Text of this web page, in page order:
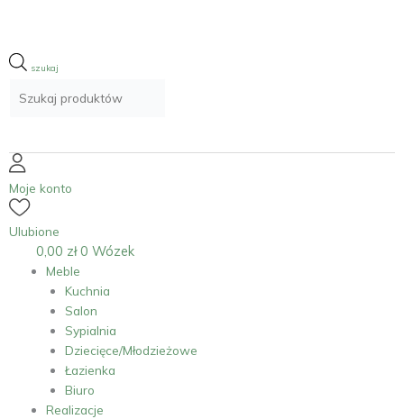
Moje konto
Ulubione
0,00 zł 0 Wózek
Meble
Kuchnia
Salon
Sypialnia
Dziecięce/Młodzieżowe
Łazienka
Biuro
Realizacje